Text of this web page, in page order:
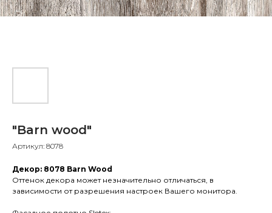
"Barn wood"
Артикул: 8078
Декор: 8078 Barn Wood
Оттенок декора может незначительно отличаться, в
зависимости от разрешения настроек Вашего монитора.